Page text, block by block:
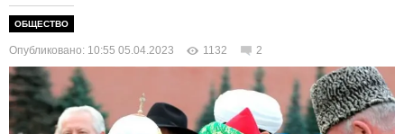
ПОЛИТИКА
ЭКОНОМИКА
В МИРЕ
ОБЩЕСТВО
Опубликовано: 10:55 05.04.2023 1132 2